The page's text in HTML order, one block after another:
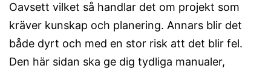
Oavsett vilket så handlar det om projekt som
kräver kunskap och planering. Annars blir det
både dyrt och med en stor risk att det blir fel.
Den här sidan ska ge dig tydliga manualer,